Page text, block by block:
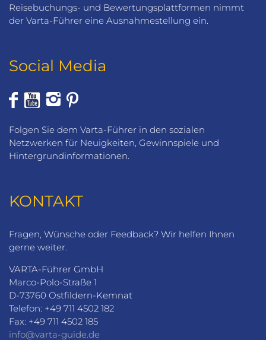
Reisebuchungs- und Bewertungsplattformen nimmt
der Varta-Führer eine Ausnahmestellung ein.
Social Media
Folgen Sie dem Varta-Führer in den sozialen
Netzwerken für Neuigkeiten, Gewinnspiele und
Hintergrundinformationen.
KONTAKT
Fragen, Wünsche oder Feedback? Wir helfen Ihnen
gerne weiter.
VARTA-Führer GmbH
Marco-Polo-Straße 1
D-73760 Ostfildern-Kemnat
Telefon: +49 711 4502 182
Fax: +49 711 4502 185
info@varta-guide.de